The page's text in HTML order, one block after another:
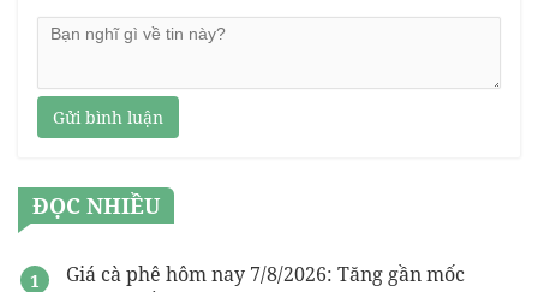
Gửi bình luận
ĐỌC NHIỀU
Giá cà phê hôm nay 7/8/2026: Tăng gần mốc